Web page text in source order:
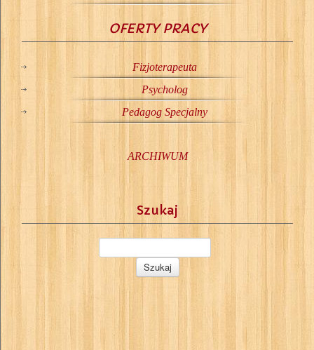
OFERTY PRACY
Fizjoterapeuta
Psycholog
Pedagog Specjalny
ARCHIWUM
Szukaj